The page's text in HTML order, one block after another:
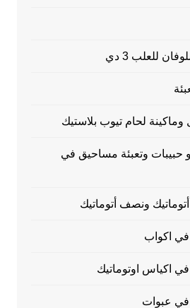
للعلب 3 دي
لحام تيوب بلاستيك
حبيبات وتعبئة مساحيق في
ونصف أتوماتيك
في اكواب
اكياس اوتوماتيك
في عبوات